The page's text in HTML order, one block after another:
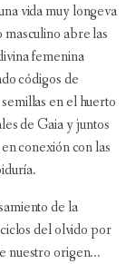
vida muy longeva
abre las
femenina
códigos de
en el huerto
de Gaia y juntos
conexión con las
de la
del olvido por
nuestro origen...